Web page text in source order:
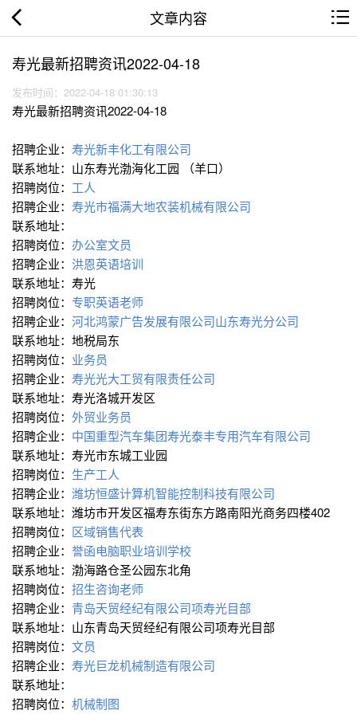
文章内容
寿光最新招聘资讯2022-04-18
发布时间：2022-04-18 01:30:13
寿光最新招聘资讯2022-04-18
招聘企业： 寿光新丰化工有限公司
联系地址：山东寿光渤海化工园 （羊口）
招聘岗位： 工人
招聘企业： 寿光市福满大地农装机械有限公司
联系地址：
招聘岗位： 办公室文员
招聘企业： 洪恩英语培训
联系地址：寿光
招聘岗位： 专职英语老师
招聘企业： 河北鸿蒙广告发展有限公司山东寿光分公司
联系地址：地税局东
招聘岗位： 业务员
招聘企业： 寿光光大工贸有限责任公司
联系地址：寿光洛城开发区
招聘岗位： 外贸业务员
招聘企业： 中国重型汽车集团寿光泰丰专用汽车有限公司
联系地址：寿光市东城工业园
招聘岗位： 生产工人
招聘企业： 潍坊恒盛计算机智能控制科技有限公司
联系地址：潍坊市开发区福寿东街东方路南阳光商务四楼402
招聘岗位： 区域销售代表
招聘企业： 誉函电脑职业培训学校
联系地址：渤海路仓圣公园东北角
招聘岗位： 招生咨询老师
招聘企业： 青岛天贸经纪有限公司项寿光目部
联系地址：山东青岛天贸经纪有限公司项寿光目部
招聘岗位： 文员
招聘企业： 寿光巨龙机械制造有限公司
联系地址：
招聘岗位： 机械制图